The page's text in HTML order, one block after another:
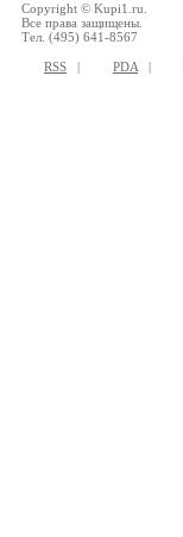
Copyright © Kupi1.ru.
Все права защищены.
Тел. (495) 641-8567
RSS | PDA |